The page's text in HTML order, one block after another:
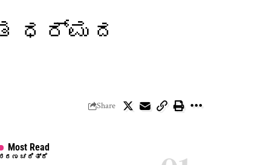
ಧರ್ಮದ
Share
Most Read
ಚರಿತ್ರೆ